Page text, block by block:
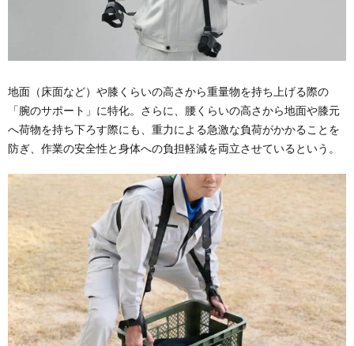
地面（床面など）や膝くらいの高さから重量物を持ち上げる際の
「腕のサポート」に特化。さらに、腰くらいの高さから地面や膝元
へ荷物を持ち下ろす際にも、重力による急激な負荷がかかることを
防ぎ、作業の安全性と身体への負担軽減を両立させているという。